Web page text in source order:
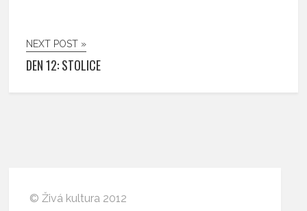
NEXT POST »
DEN 12: STOLICE
© Živá kultura 2012